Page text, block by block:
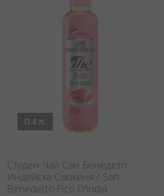
0.4 л.
Студен Чай Сан Бенедето
Индийска Смокиня / San
Benedetto Fico D'india